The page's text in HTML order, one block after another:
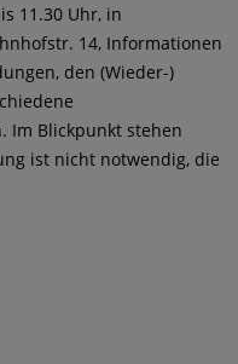
11.30 Uhr, in
14, Informationen
den (Wieder-)
Im Blickpunkt stehen
ist nicht notwendig, die